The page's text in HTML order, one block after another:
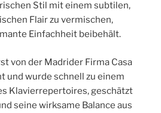
Stil mit einem subtilen,
Flair zu vermischen,
Einfachheit beibehält.
von der Madrider Firma Casa
und wurde schnell zu einem
Klavierrepertoires, geschätzt
seine wirksame Balance aus